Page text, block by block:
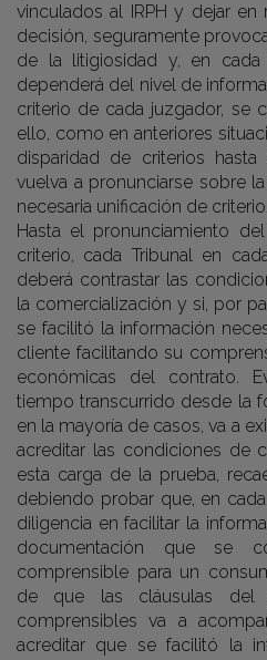
vinculados al IRPH y dejar
decisión, seguramente
de la litigiosidad y, en
dependerá del nivel de
criterio de cada juzgador, se
ello, como en anteriores
disparidad de criterios
vuelva a pronunciarse sobre
necesaria unificación de criterio.
Hasta el pronunciamiento
criterio, cada Tribunal en
deberá contrastar las
la comercialización y si, por
se facilitó la información
cliente facilitando su
económicas del contrato.
tiempo transcurrido desde la
en la mayoría de casos, va a
acreditar las condiciones de
esta carga de la prueba,
debiendo probar que, en
diligencia en facilitar la
documentación que se
comprensible para un
de que las cláusulas del
comprensibles va a
acreditar que se facilitó la